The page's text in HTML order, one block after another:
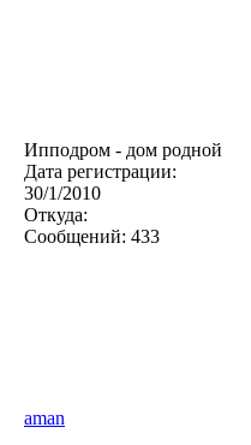
Ипподром - дом родной
Дата регистрации:
30/1/2010
Откуда:
Сообщений: 433
aman